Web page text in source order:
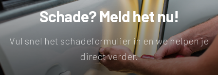
Schade? Meld het nu!
Vul snel het schadeformulier in en we helpen je
direct verder.